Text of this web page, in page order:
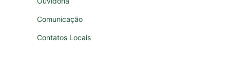
Comunicação
Contatos Locais